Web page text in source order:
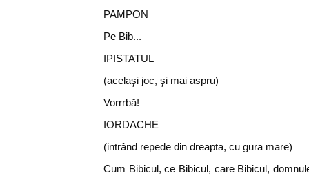
PAMPON
Pe Bib...
IPISTATUL
(acelaşi joc, şi mai aspru)
Vorrrbă!
IORDACHE
(intrând repede din dreapta, cu gura mare)
Cum Bibicul, ce Bibicul, care Bibicul,